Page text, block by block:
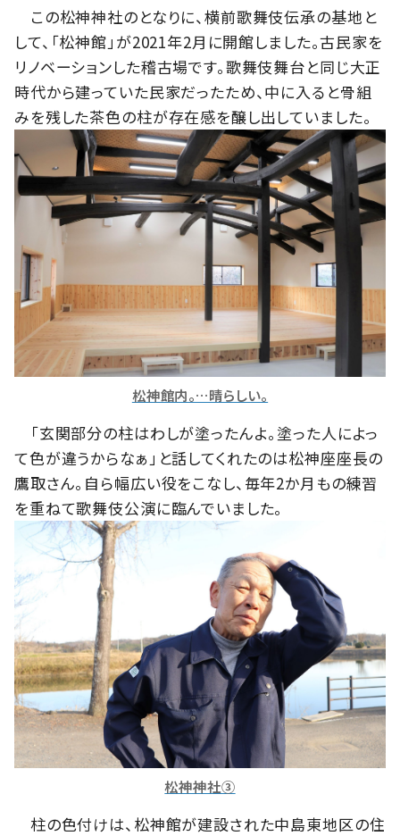
この松神神社のとなりに、横前歌舞伎伝承の基地と
して、「松神館」が2021年2月に開館しました。古民家を
リノベーションした稽古場です。歌舞伎舞台と同じ大正
時代から建っていた民家だったため、中に入ると骨組
みを残した茶色の柱が存在感を醸し出していました。
松神館内。…晴らしい。
「玄関部分の柱はわしが塗ったんよ。塗った人によっ
て色が違うからなぁ」と話してくれたのは松神座座長の
鷹取さん。自ら幅広い役をこなし、毎年2か月もの練習
を重ねて歌舞伎公演に臨んでいました。
松神神社③
柱の色付けは、松神館が建設された中島東地区の住